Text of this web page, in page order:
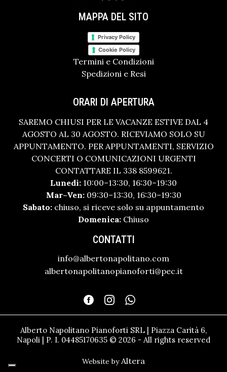
MAPPA DEL SITO
Privacy Policy
Cookie Policy
Termini e Condizioni
Spedizioni e Resi
ORARI DI APERTURA
SAREMO CHIUSI PER LE VACANZE ESTIVE DAL 4
AGOSTO AL 30 AGOSTO. RICEVIAMO SOLO SU
APPUNTAMENTO. PER APPUNTAMENTI, SERVIZIO
CONCERTI O COMUNICAZIONI URGENTI
CONTATTARE IL 338 8599621.
Lunedì: 10:00–13:30, 16:30–19:30
Mar–Ven:09:30–13:30, 16:30–19:30
Sabato: chiuso, si riceve solo su appuntamento
Domenica: Chiuso
CONTATTI
info@albertonapolitano.com
albertonapolitanopianoforti@pec.it
Alberto Napolitano Pianoforti SRL | Piazza Carità 6,
Napoli | P. I. 04485170635 © 2026 - All rights reserved
Website by Altera